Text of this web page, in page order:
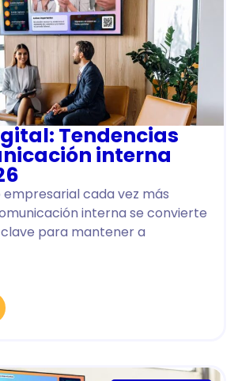
Tendencias
interna
empresarial cada vez más
interna se convierte
para mantener a